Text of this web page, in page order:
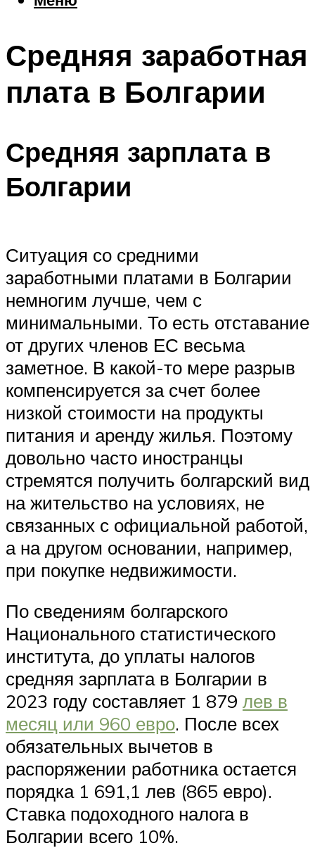
Шоппинг
Что посетить
Средняя заработная
плата в Болгарии
Средняя зарплата в
Болгарии
Ситуация со средними
заработными платами в Болгарии
немногим лучше, чем с
минимальными. То есть отставание
от других членов ЕС весьма
заметное. В какой-то мере разрыв
компенсируется за счет более
низкой стоимости на продукты
питания и аренду жилья. Поэтому
довольно часто иностранцы
стремятся получить болгарский вид
на жительство на условиях, не
связанных с официальной работой,
а на другом основании, например,
при покупке недвижимости.
По сведениям болгарского
Национального статистического
института, до уплаты налогов
средняя зарплата в Болгарии в
2023 году составляет 1 879 лев в
месяц или 960 евро. После всех
обязательных вычетов в
распоряжении работника остается
порядка 1 691,1 лев (865 евро).
Ставка подоходного налога в
Болгарии всего 10%.